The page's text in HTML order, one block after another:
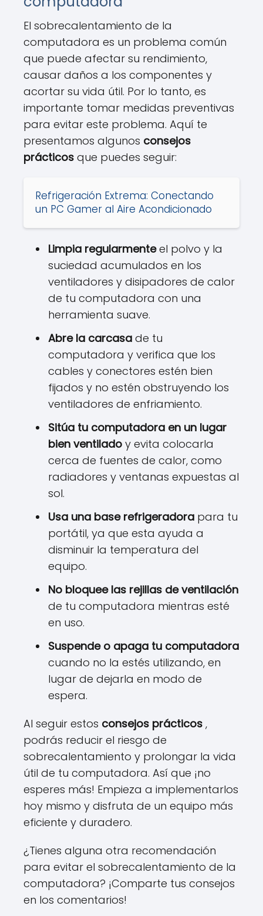
El sobrecalentamiento de la
computadora es un problema común
que puede afectar su rendimiento,
causar daños a los componentes y
acortar su vida útil. Por lo tanto, es
importante tomar medidas preventivas
para evitar este problema. Aquí te
presentamos algunos consejos
prácticos que puedes seguir:
Refrigeración Extrema: Conectando
un PC Gamer al Aire Acondicionado
Limpia regularmenteel polvo y la
suciedad acumulados en los
ventiladores y disipadores de calor
de tu computadora con una
herramienta suave.
Abre la carcasa de tu
computadora y verifica que los
cables y conectores estén bien
fijados y no estén obstruyendo los
ventiladores de enfriamiento.
Sitúa tu computadora en un lugar
bien ventilado y evita colocarla
cerca de fuentes de calor, como
radiadores y ventanas expuestas al
sol.
Usa una base refrigeradora para tu
portátil, ya que esta ayuda a
disminuir la temperatura del
equipo.
No bloquee las rejillas de ventilación
de tu computadora mientras esté
en uso.
Suspende o apaga tu computadora
cuando no la estés utilizando, en
lugar de dejarla en modo de
espera.
Al seguir estos consejos prácticos ,
podrás reducir el riesgo de
sobrecalentamiento y prolongar la vida
útil de tu computadora. Así que ¡no
esperes más! Empieza a implementarlos
hoy mismo y disfruta de un equipo más
eficiente y duradero.
¿Tienes alguna otra recomendación
para evitar el sobrecalentamiento de la
computadora? ¡Comparte tus consejos
en los comentarios!